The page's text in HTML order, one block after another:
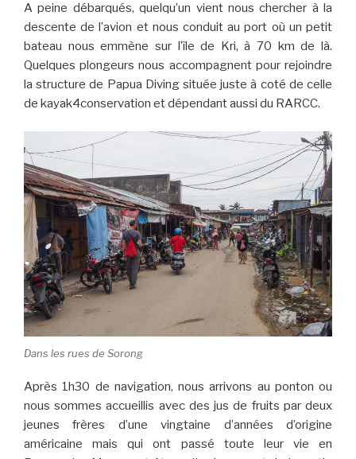
A peine débarqués, quelqu’un vient nous chercher à la
descente de l’avion et nous conduit au port où un petit
bateau nous emmène sur l’île de Kri, à 70 km de là.
Quelques plongeurs nous accompagnent pour rejoindre
la structure de Papua Diving située juste à coté de celle
de kayak4conservation et dépendant aussi du RARCC.
Dans les rues de Sorong
Après 1h30 de navigation, nous arrivons au ponton ou
nous sommes accueillis avec des jus de fruits par deux
jeunes frères d’une vingtaine d’années d’origine
américaine mais qui ont passé toute leur vie en